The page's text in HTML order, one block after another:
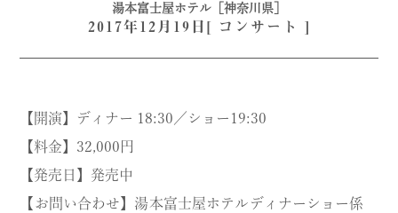
湯本富士屋ホテル［神奈川県］
2017年12月19日[ コンサート ]
【開演】ディナー 18:30／ショー19:30
【料金】32,000円
【発売日】発売中
【お問い合わせ】湯本富士屋ホテルディナーショー係